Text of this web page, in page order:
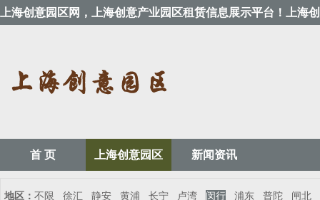
上海创意园区网，上海创意产业园区租赁信息展示平台！上
首 页 上海创意园区 新闻资讯
地区： 不限 徐汇 静安 黄浦 长宁 卢湾 闵行 浦东 普陀 闸北